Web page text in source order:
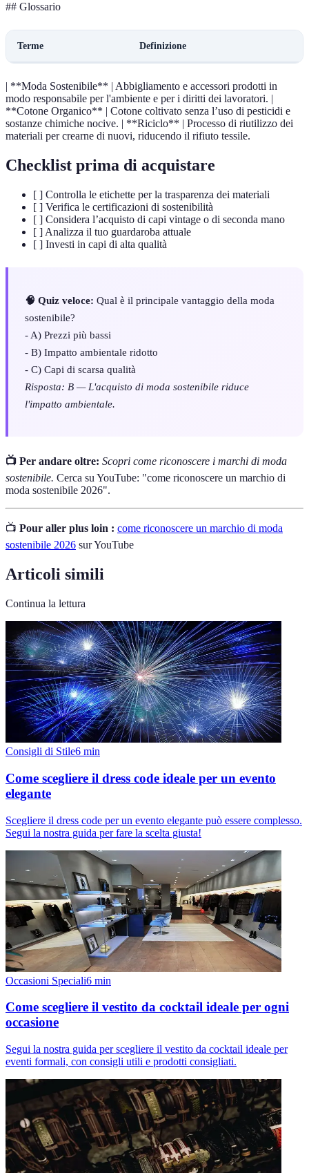
## Glossario
Terme Definizione
| **Moda Sostenibile** | Abbigliamento e accessori prodotti in
modo responsabile per l'ambiente e per i diritti dei lavoratori. |
**Cotone Organico** | Cotone coltivato senza l’uso di pesticidi e
sostanze chimiche nocive. | **Riciclo** | Processo di riutilizzo dei
materiali per crearne di nuovi, riducendo il rifiuto tessile.
Checklist prima di acquistare
[ ] Controlla le etichette per la trasparenza dei materiali
[ ] Verifica le certificazioni di sostenibilità
[ ] Considera l’acquisto di capi vintage o di seconda mano
[ ] Analizza il tuo guardaroba attuale
[ ] Investi in capi di alta qualità
🧠 Quiz veloce: Qual è il principale vantaggio della moda
sostenibile?
- A) Prezzi più bassi
- B) Impatto ambientale ridotto
- C) Capi di scarsa qualità
Risposta: B — L'acquisto di moda sostenibile riduce
l'impatto ambientale.
📺 Per andare oltre: Scopri come riconoscere i marchi di moda
sostenibile. Cerca su YouTube: "come riconoscere un marchio di
moda sostenibile 2026".
📺 Pour aller plus loin : come riconoscere un marchio di moda
sostenibile 2026 sur YouTube
Articoli simili
Continua la lettura
Consigli di Stile6 min
Come scegliere il dress code ideale per un evento
elegante
Scegliere il dress code per un evento elegante può essere complesso.
Segui la nostra guida per fare la scelta giusta!
Occasioni Speciali6 min
Come scegliere il vestito da cocktail ideale per ogni
occasione
Segui la nostra guida per scegliere il vestito da cocktail ideale per
eventi formali, con consigli utili e prodotti consigliati.